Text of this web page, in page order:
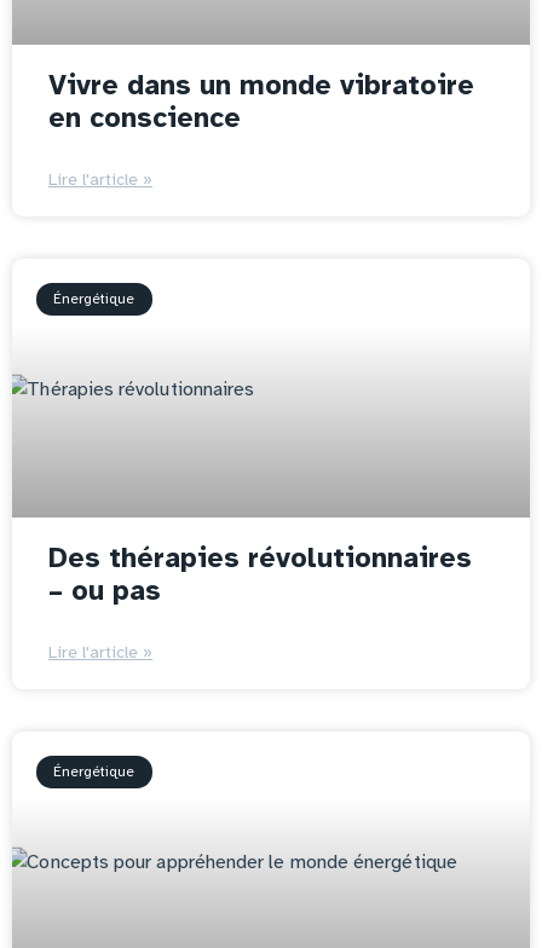
Vivre dans un monde vibratoire
en conscience
Lire l'article »
Énergétique
Des thérapies révolutionnaires
– ou pas
Lire l'article »
Énergétique